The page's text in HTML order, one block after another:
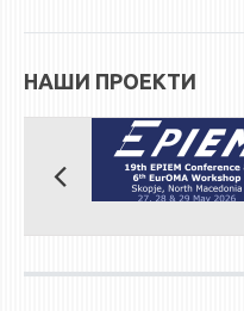
СТУДЕНТСКА СЛУЖБА
БИБЛИОТЕКА
СТИПЕНДИИ/ПРАКСИ
НАШИ ПРОЕКТИ